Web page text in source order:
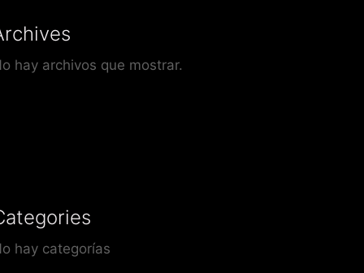
hay archivos que mostrar.
hay categorías